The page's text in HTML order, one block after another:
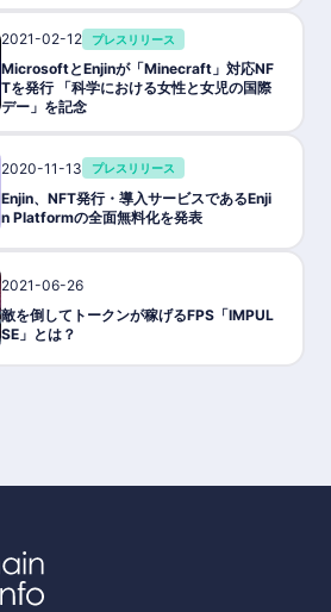
2021-02-12 プレスリリース
MicrosoftとEnjinが「Minecraft」対応NF
Tを発行 「科学における女性と女児の国際
デー」を記念
2020-11-13 プレスリリース
Enjin、NFT発行・導入サービスであるEnji
n Platformの全面無料化を発表
2021-06-26
敵を倒してトークンが稼げるFPS「IMPUL
SE」とは？